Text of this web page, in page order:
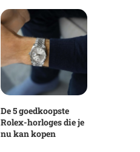
De 5 goedkoopste
Rolex-horloges die je
nu kan kopen